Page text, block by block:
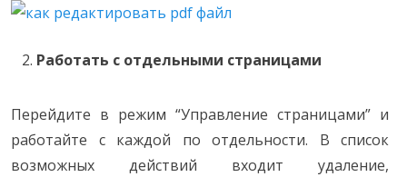
Работать с отдельными страницами
Перейдите в режим “Управление страницами” и
работайте с каждой по отдельности. В список
возможных действий входит удаление,